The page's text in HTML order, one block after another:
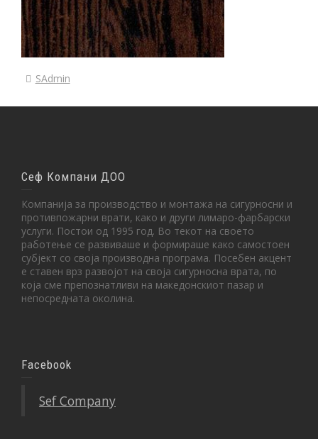
SAdmin
Сеф Компани ДОО
Компанија за производство и монтажа на сигурносни и
противпожарни врати, како и други лимаро-фарбарски
услуги. Постои од 1995 год. Во текот на своето
работење се развиваше и формираше како самостоен
субјект со своја производна програма. Посебен акцент
е ставен врз развојот на своја сигурносна врата, по
која сме препознатливи на македонскиот пазар и
непосредната околина.
Facebook
Sef Company